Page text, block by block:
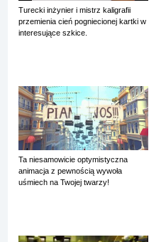
Turecki inżynier i mistrz kaligrafii
przemienia cień pogniecionej kartki w
interesujące szkice.
Ta niesamowicie optymistyczna
animacja z pewnością wywoła
uśmiech na Twojej twarzy!